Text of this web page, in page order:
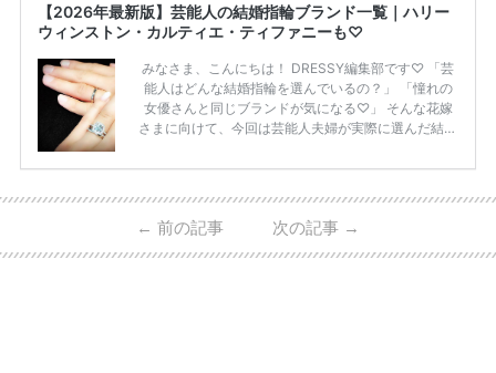
【2026年最新版】芸能人の結婚指輪ブランド一覧｜ハリー
ウィンストン・カルティエ・ティファニーも♡
みなさま、こんにちは！ DRESSY編集部です♡ 「芸
能人はどんな結婚指輪を選んでいるの？」 「憧れの
女優さんと同じブランドが気になる♡」 そんな花嫁
さまに向けて、今回は芸能人夫婦が実際に選んだ結婚
ーウィンストンやカルティエ、ティファニーなど世界
日本で人気のブランドまで幅広くご紹介。 さらに、
・愛用している芸能人夫婦 ・リングの特徴や魅力 ・
← 前の記事 次の記事 →